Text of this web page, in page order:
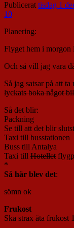
Publicerat tisdag 1
10
Planering:
Flyget hem i
Och så vill jag vara
Så jag satsar på att
lyckats boka något
Så det blir:
Packning
Se till att det blir
Taxi till busstationen
Buss till Antalya
Taxi till Hotellet
*
Så här blev det:
sömn ok
Frukost
Ska strax äta frukost